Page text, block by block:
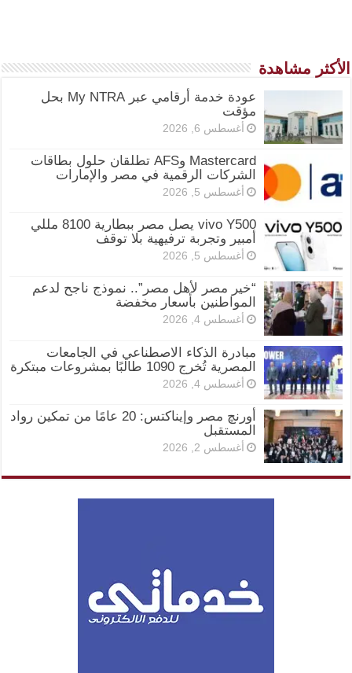
الأكثر مشاهدة
عودة خدمة أرقامي عبر My NTRA بحل
مؤقت
أغسطس 6, 2026
Mastercard وAFS تطلقان حلول بطاقات
الشركات الرقمية في مصر والإمارات
أغسطس 5, 2026
vivo Y500 يصل مصر ببطارية 8100 مللي
أمبير وتجربة ترفيهية بلا توقف
أغسطس 5, 2026
“خير مصر لأهل مصر”.. نموذج ناجح لدعم
المواطنين بأسعار مخفضة
أغسطس 4, 2026
مبادرة الذكاء الاصطناعي في الجامعات
المصرية تُخرج 1090 طالبًا بمشروعات مبتكرة
أغسطس 4, 2026
أورنچ مصر وإيناكتس: 20 عامًا من تمكين رواد
المستقبل
أغسطس 2, 2026